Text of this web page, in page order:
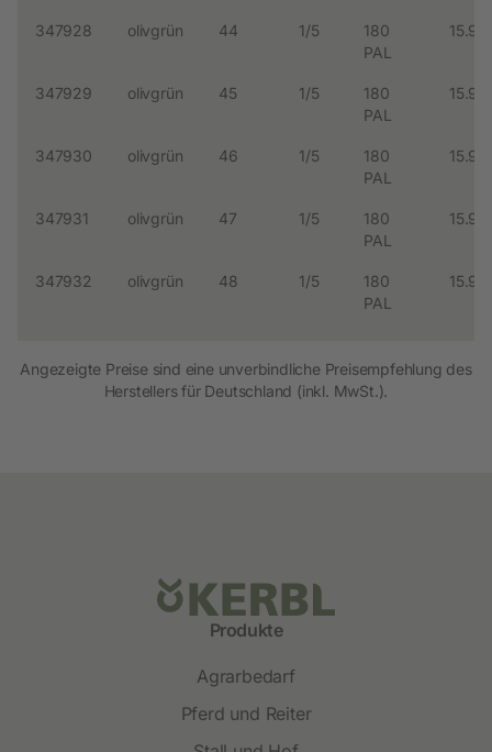
347928 olivgrün 44 1/5
180
PAL
15.99
347929 olivgrün 45 1/5
180
PAL
15.99
347930 olivgrün 46 1/5
180
PAL
15.99
347931 olivgrün 47 1/5
180
PAL
15.99
347932 olivgrün 48 1/5
180
PAL
15.99
Angezeigte Preise sind eine unverbindliche Preisempfehlung des
Herstellers für Deutschland (inkl. MwSt.).
Produkte
Agrarbedarf
Pferd und Reiter